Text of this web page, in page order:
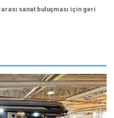
sanat buluşması için geri